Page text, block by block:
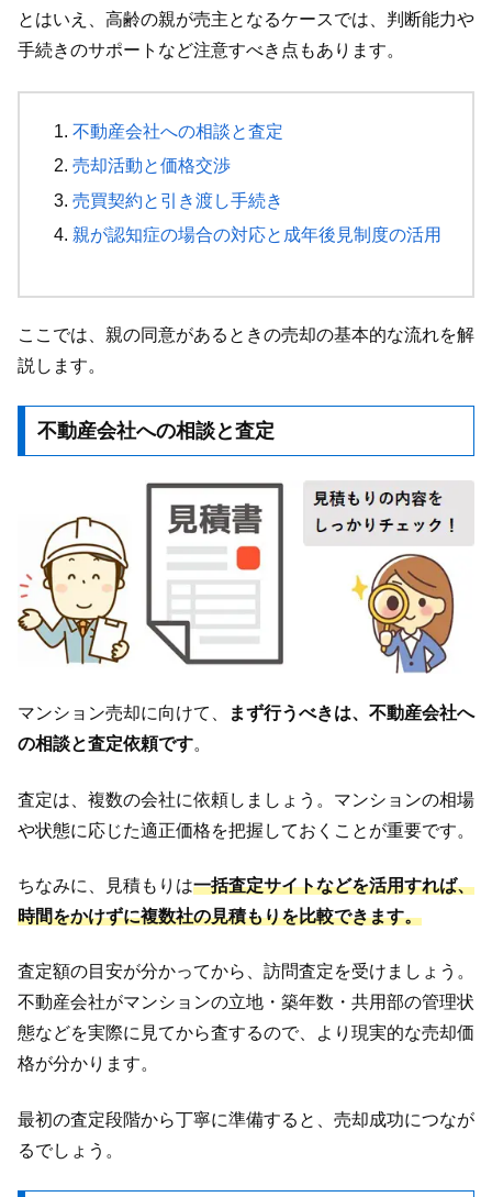
とはいえ、高齢の親が売主となるケースでは、判断能力や
手続きのサポートなど注意すべき点もあります。
不動産会社への相談と査定
売却活動と価格交渉
売買契約と引き渡し手続き
親が認知症の場合の対応と成年後見制度の活用
ここでは、親の同意があるときの売却の基本的な流れを解
説します。
不動産会社への相談と査定
マンション売却に向けて、
まず行うべきは、不動産会社へ
の相談と査定依頼です。
査定は、複数の会社に依頼しましょう。マンションの相場
や状態に応じた適正価格を把握しておくことが重要です。
ちなみに、見積もりは一括査定サイトなどを活用すれば、
時間をかけずに複数社の見積もりを比較できます。
査定額の目安が分かってから、訪問査定を受けましょう。
不動産会社がマンションの立地・築年数・共用部の管理状
態などを実際に見てから査するので、より現実的な売却価
格が分かります。
最初の査定段階から丁寧に準備すると、売却成功につなが
るでしょう。